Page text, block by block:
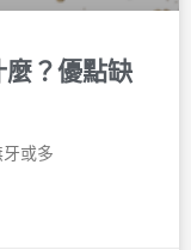
？優點缺
或多